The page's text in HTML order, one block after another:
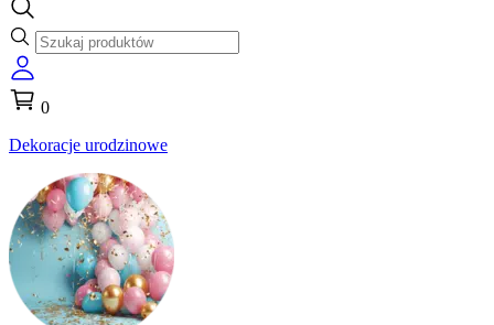
0
Dekoracje urodzinowe